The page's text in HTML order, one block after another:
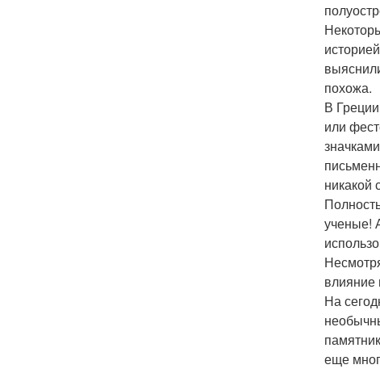
похожа.
В
или
никакой
ученые!
влияние
На
еще